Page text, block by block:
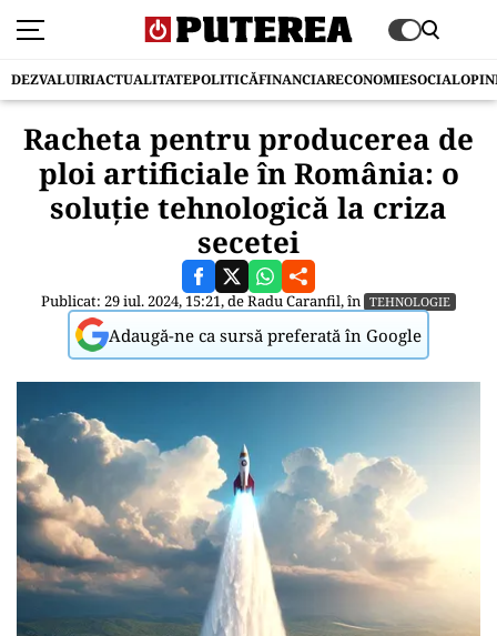
DEZVALUIRIACTUALITATEPOLITICĂFINANCIARECONOMIESOCIAL
Racheta pentru producerea de
ploi artificiale în România: o
soluție tehnologică la criza
secetei
Publicat: 29 iul. 2024, 15:21, deRadu Caranfil, în TEHNOLOGIE
Adaugă-ne ca sursă preferată în Google